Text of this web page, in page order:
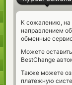
К сожалению, на
направлением
обменные
Можете
BestChange
Также можете
платежную